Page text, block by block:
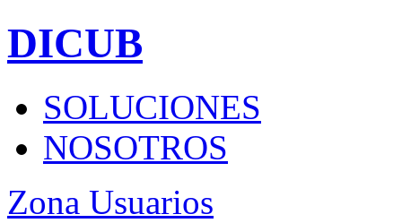
DICUB
SOLUCIONES
NOSOTROS
Zona Usuarios